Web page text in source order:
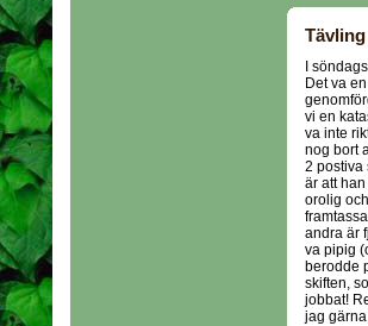
I
Det va
vi en
va inte
nog bort
2 postiva
är att
orolig
andra är
va pipig
berodde
skiften,
jobbat!
jag